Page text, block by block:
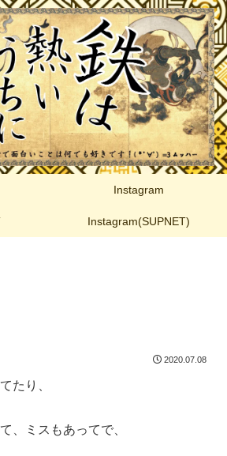
Instagram
Instagram(SUPNET)
2020.07.08
たり、
、ミスもあってで、